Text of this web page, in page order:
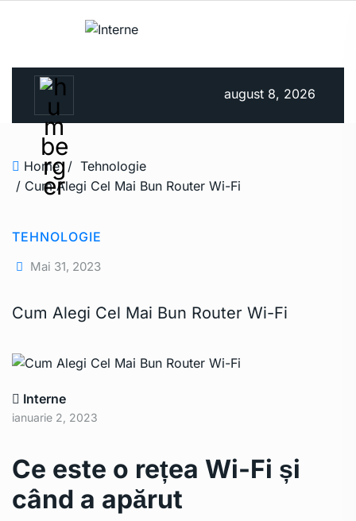
august 8, 2026
Home / Tehnologie
/ Cum Alegi Cel Mai Bun Router Wi-Fi
TEHNOLOGIE
Mai 31, 2023
Cum Alegi Cel Mai Bun Router Wi-Fi
Interne
ianuarie 2, 2023
Ce este o rețea Wi-Fi și
când a apărut